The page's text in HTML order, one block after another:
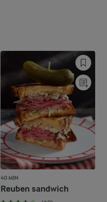
40 MIN
Reuben sandwich